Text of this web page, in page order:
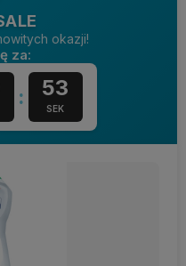
okazji!
za:
: 52
SEK